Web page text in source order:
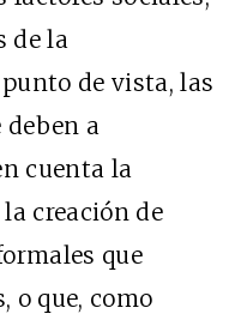
de la
de vista, las
deben a
cuenta la
creación de
que
o que, como